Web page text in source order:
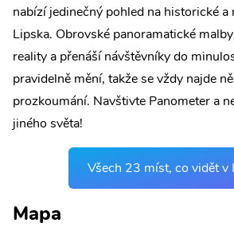
nabízí jedinečný pohled na historické
Lipska. Obrovské panoramatické
reality a přenáší návštěvníky do
pravidelně mění, takže se vždy najde
prozkoumání. Navštivte Panometer a
jiného světa!
Všech 23 míst, co vidět v
Mapa